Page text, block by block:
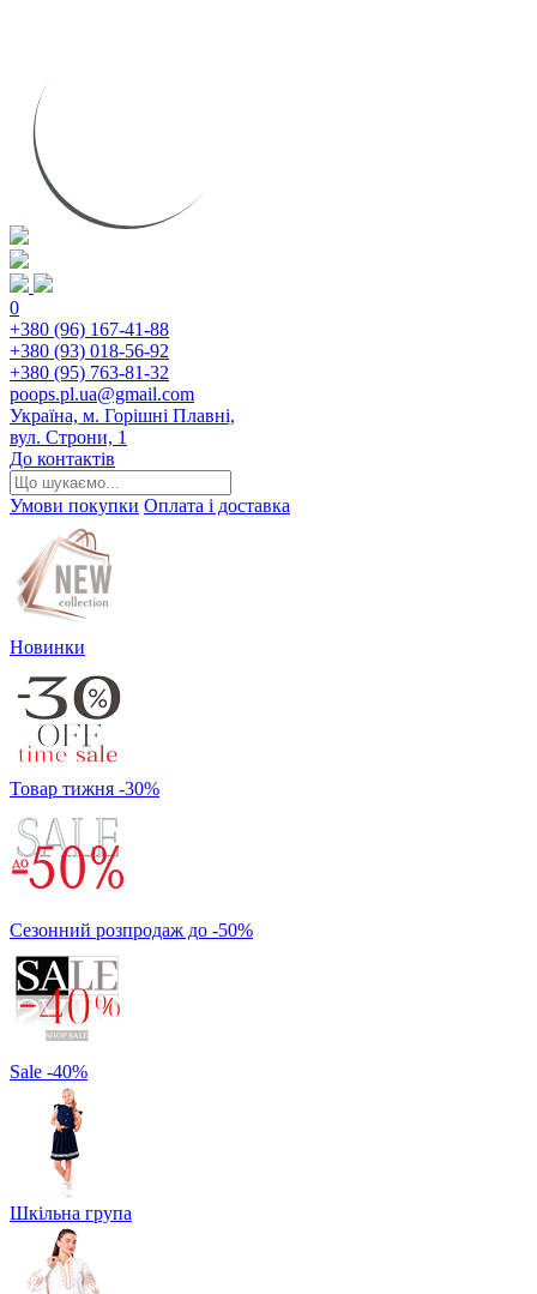
0
+380 (96) 167-41-88
+380 (93) 018-56-92
+380 (95) 763-81-32
poops.pl.ua@gmail.com
Україна, м. Горішні Плавні,
вул. Строни, 1
До контактів
Умови покупки Оплата і доставка
Новинки
Товар тижня -30%
Сезонний розпродаж до -50%
Sale -40%
Шкільна група